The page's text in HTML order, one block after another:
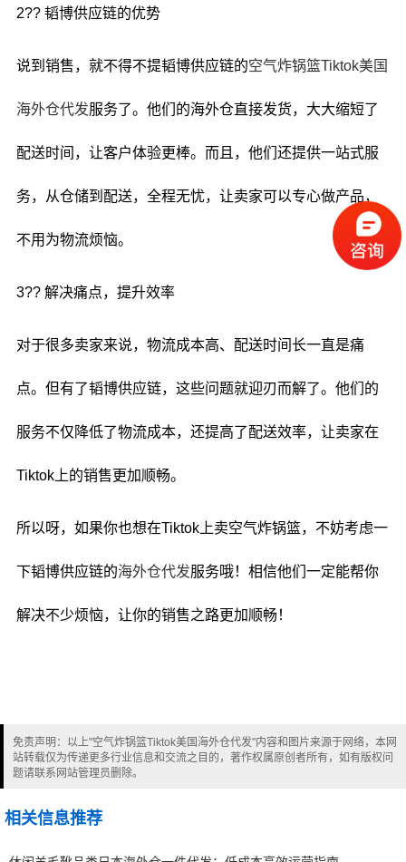
2?? 韬博供应链的优势
说到销售，就不得不提韬博供应链的空气炸锅篮Tiktok美国
海外仓代发服务了。他们的海外仓直接发货，大大缩短了
配送时间，让客户体验更棒。而且，他们还提供一站式服
务，从仓储到配送，全程无忧，让卖家可以专心做产品，
不用为物流烦恼。
3?? 解决痛点，提升效率
对于很多卖家来说，物流成本高、配送时间长一直是痛
点。但有了韬博供应链，这些问题就迎刃而解了。他们的
服务不仅降低了物流成本，还提高了配送效率，让卖家在
Tiktok上的销售更加顺畅。
所以呀，如果你也想在Tiktok上卖空气炸锅篮，不妨考虑一
下韬博供应链的海外仓代发服务哦！相信他们一定能帮你
解决不少烦恼，让你的销售之路更加顺畅！
免责声明：以上"空气炸锅篮Tiktok美国海外仓代发"内容和图片来源于网络，本网
站转载仅为传递更多行业信息和交流之目的，著作权属原创者所有，如有版权问
题请联系网站管理员删除。
相关信息推荐